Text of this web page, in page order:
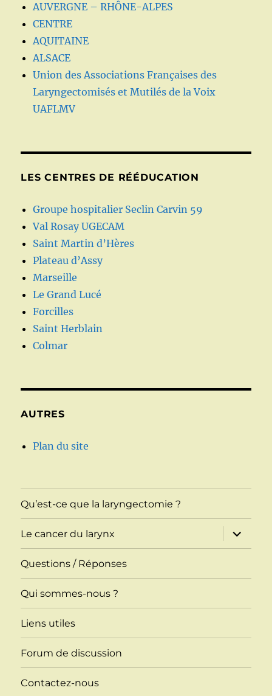
AUVERGNE – RHÔNE-ALPES
CENTRE
AQUITAINE
ALSACE
Union des Associations Françaises des
Laryngectomisés et Mutilés de la Voix
UAFLMV
LES CENTRES DE RÉÉDUCATION
Groupe hospitalier Seclin Carvin 59
Val Rosay UGECAM
Saint Martin d’Hères
Plateau d’Assy
Marseille
Le Grand Lucé
Forcilles
Saint Herblain
Colmar
AUTRES
Plan du site
Qu’est-ce que la laryngectomie ?
Le cancer du larynx
ouvrir
le
sous-
Questions / Réponses
Qui sommes-nous ?
Liens utiles
Forum de discussion
Contactez-nous